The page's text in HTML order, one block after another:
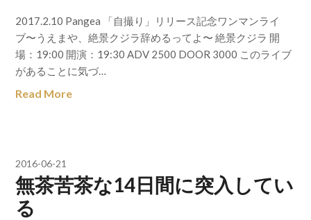
2017.2.10 Pangea 「自撮り」リリース記念ワンマンライ
ブ〜うえまや、絶景クジラ辞めるってよ〜 絶景クジラ 開
場：19:00 開演：19:30 ADV 2500 DOOR 3000 このライブ
があることに気づ…
Read More
2016-06-21
無茶苦茶な14日間に突入してい
る